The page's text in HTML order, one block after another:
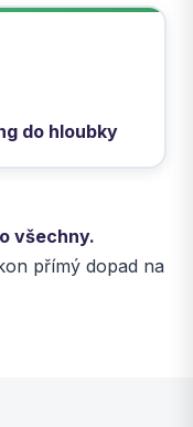
do hloubky
všechny.
přímý dopad na